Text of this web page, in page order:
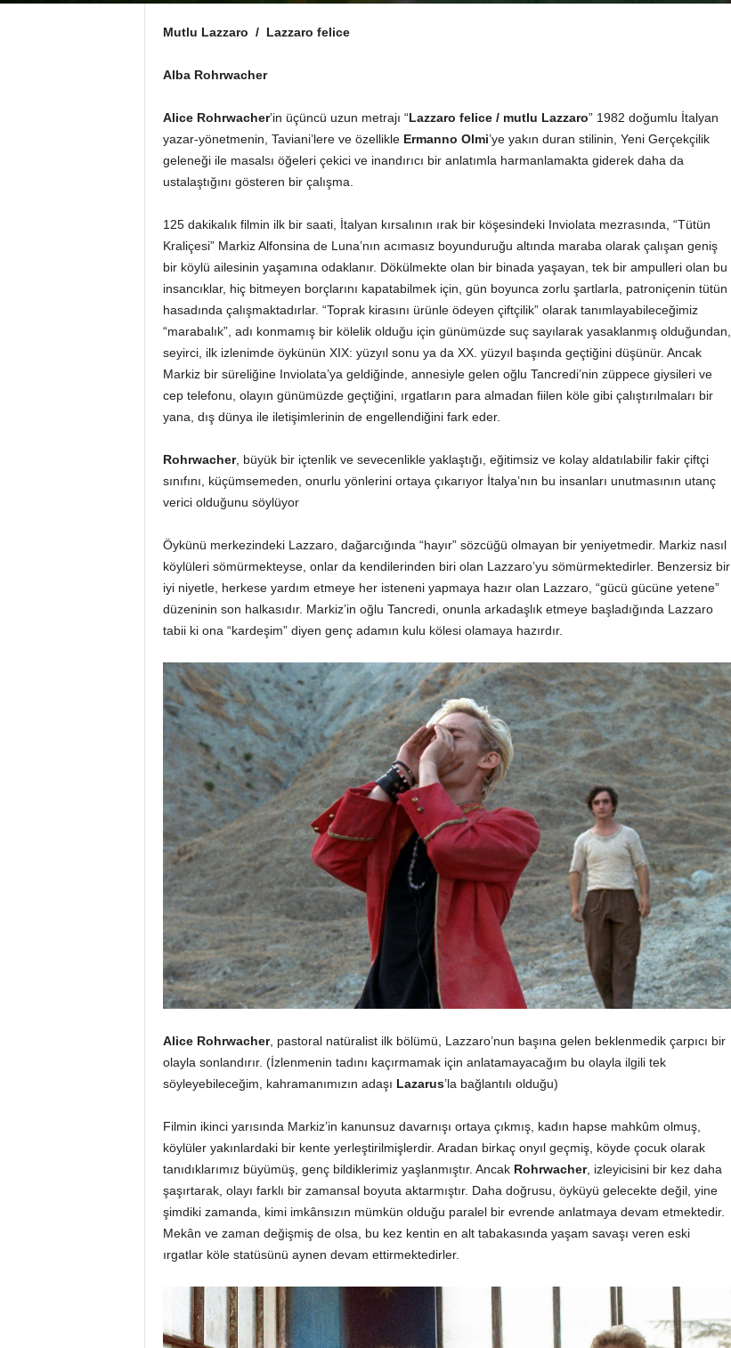
Mutlu Lazzaro / Lazzaro felice
Alba Rohrwacher
Alice Rohrwacher’in üçüncü uzun metrajı “Lazzaro felice / mutlu Lazzaro” 1982 doğumlu İtalyan
yazar-yönetmenin, Taviani’lere ve özellikle Ermanno Olmi’ye yakın duran stilinin, Yeni Gerçekçilik
geleneği ile masalsı öğeleri çekici ve inandırıcı bir anlatımla harmanlamakta giderek daha da
ustalaştığını gösteren bir çalışma.
125 dakikalık filmin ilk bir saati, İtalyan kırsalının ırak bir köşesindeki Inviolata mezrasında, “Tütün
Kraliçesi” Markiz Alfonsina de Luna’nın acımasız boyunduruğu altında maraba olarak çalışan geniş
bir köylü ailesinin yaşamına odaklanır. Dökülmekte olan bir binada yaşayan, tek bir ampulleri olan bu
insancıklar, hiç bitmeyen borçlarını kapatabilmek için, gün boyunca zorlu şartlarla, patroniçenin tütün
hasadında çalışmaktadırlar. “Toprak kirasını ürünle ödeyen çiftçilik” olarak tanımlayabileceğimiz
“marabalık”, adı konmamış bir kölelik olduğu için günümüzde suç sayılarak yasaklanmış olduğundan,
seyirci, ilk izlenimde öykünün XIX: yüzyıl sonu ya da XX. yüzyıl başında geçtiğini düşünür. Ancak
Markiz bir süreliğine Inviolata’ya geldiğinde, annesiyle gelen oğlu Tancredi’nin züppece giysileri ve
cep telefonu, olayın günümüzde geçtiğini, ırgatların para almadan fiilen köle gibi çalıştırılmaları bir
yana, dış dünya ile iletişimlerinin de engellendiğini fark eder.
Rohrwacher, büyük bir içtenlik ve sevecenlikle yaklaştığı, eğitimsiz ve kolay aldatılabilir fakir çiftçi
sınıfını, küçümsemeden, onurlu yönlerini ortaya çıkarıyor İtalya’nın bu insanları unutmasının utanç
verici olduğunu söylüyor
Öykünü merkezindeki Lazzaro, dağarcığında “hayır” sözcüğü olmayan bir yeniyetmedir. Markiz nasıl
köylüleri sömürmekteyse, onlar da kendilerinden biri olan Lazzaro’yu sömürmektedirler. Benzersiz bir
iyi niyetle, herkese yardım etmeye her isteneni yapmaya hazır olan Lazzaro, “gücü gücüne yetene”
düzeninin son halkasıdır. Markiz’in oğlu Tancredi, onunla arkadaşlık etmeye başladığında Lazzaro
tabii ki ona “kardeşim” diyen genç adamın kulu kölesi olamaya hazırdır.
Alice Rohrwacher, pastoral natüralist ilk bölümü, Lazzaro’nun başına gelen beklenmedik çarpıcı bir
olayla sonlandırır. (İzlenmenin tadını kaçırmamak için anlatamayacağım bu olayla ilgili tek
söyleyebileceğim, kahramanımızın adaşı Lazarus’la bağlantılı olduğu)
Filmin ikinci yarısında Markiz’in kanunsuz davarnışı ortaya çıkmış, kadın hapse mahkûm olmuş,
köylüler yakınlardaki bir kente yerleştirilmişlerdir. Aradan birkaç onyıl geçmiş, köyde çocuk olarak
tanıdıklarımız büyümüş, genç bildiklerimiz yaşlanmıştır. Ancak Rohrwacher, izleyicisini bir kez daha
şaşırtarak, olayı farklı bir zamansal boyuta aktarmıştır. Daha doğrusu, öyküyü gelecekte değil, yine
şimdiki zamanda, kimi imkânsızın mümkün olduğu paralel bir evrende anlatmaya devam etmektedir.
Mekân ve zaman değişmiş de olsa, bu kez kentin en alt tabakasında yaşam savaşı veren eski
ırgatlar köle statüsünü aynen devam ettirmektedirler.